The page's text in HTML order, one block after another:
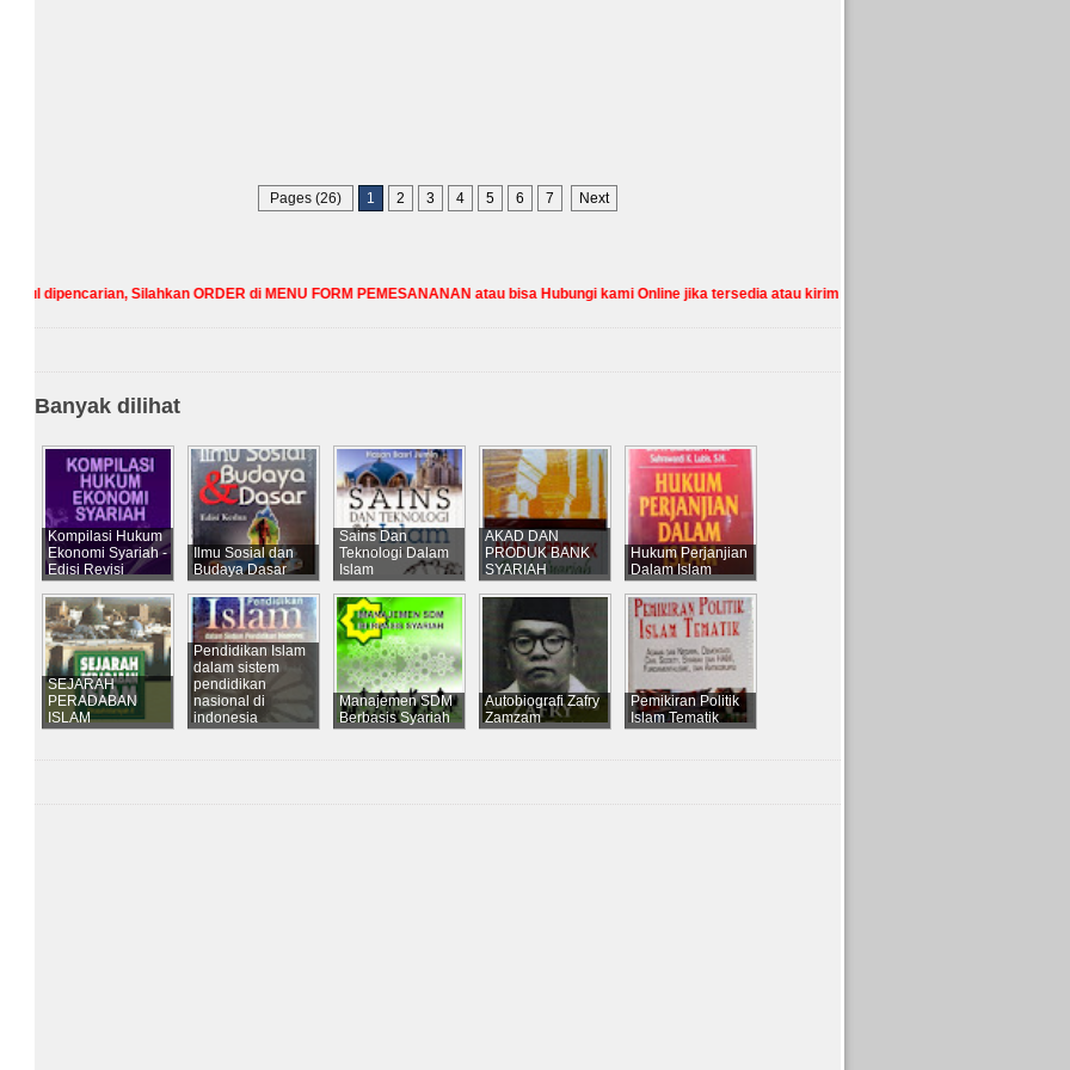
Pages (26) 1 2 3 4 5 6 7 Next
Silahkan ORDER di MENU FORM PEMESANANAN atau bisa Hubungi kami Online jika tersedia atau kirim Pertanyaan dipojok kanan bawah, Ada
Banyak dilihat
Kompilasi Hukum
Ekonomi Syariah -
Edisi Revisi
Ilmu Sosial dan
Budaya Dasar
Sains Dan
Teknologi Dalam
Islam
AKAD DAN
PRODUK BANK
SYARIAH
Hukum Perjanjian
Dalam Islam
SEJARAH
PERADABAN
ISLAM
Pendidikan Islam
dalam sistem
pendidikan
nasional di
indonesia
Manajemen SDM
Berbasis Syariah
Autobiografi Zafry
Zamzam
Pemikiran Politik
Islam Tematik